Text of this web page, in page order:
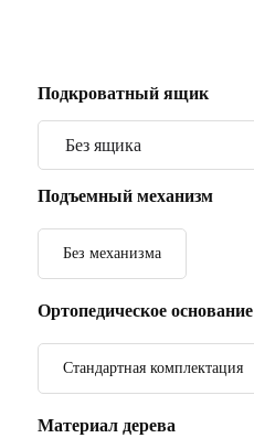
Подкроватный ящик
Подъемный механизм
Без механизма
Ортопедическое основание
Стандартная комплектация
Материал дерева